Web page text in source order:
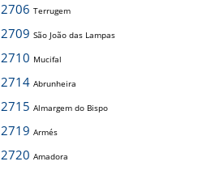
2706 Terrugem
2709 São João das Lampas
2710 Mucifal
2714 Abrunheira
2715 Almargem do Bispo
2719 Armés
2720 Amadora